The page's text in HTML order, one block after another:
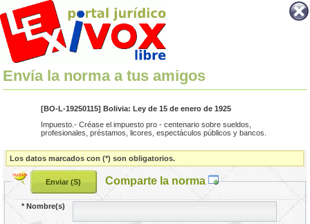
Envía la norma a tus amigos
[BO-L-19250115] Bolivia: Ley de 15 de enero de 1925
Impuesto.- Créase el impuesto pro - centenario sobre sueldos,
profesionales, préstamos, licores, espectáculos públicos y bancos.
Los datos marcados con (*) son obligatorios.
Comparte la norma
*Nombre(s)